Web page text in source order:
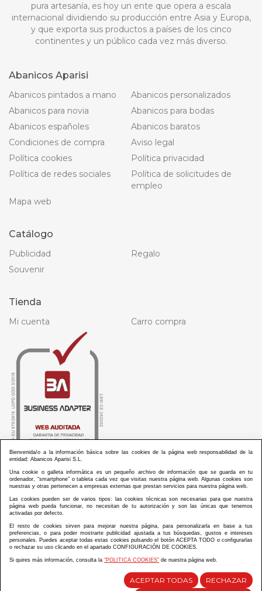
pura artesanía, es hoy un ente que opera a escala
internacional dividiendo su producción entre Asia y Europa,
y que exporta sus productos a países de los cinco
continentes y un público cada vez más diverso.
Abanicos Aparisi
Abanicos pintados a mano
Abanicos personalizados
Abanicos para novia
Abanicos para bodas
Abanicos españoles
Abanicos baratos
Condiciones de compra
Aviso legal
Política cookies
Política privacidad
Política de redes sociales
Política de solicitudes de
empleo
Mapa web
Catálogo
Publicidad
Regalo
Souvenir
Tienda
Mi cuenta Carro compra
ABANICOS APARISI S.L. ha recibido por parte de La Generalitat Valenciana, la cantidad de
100.000 € en apoyo al proyecto HISOLV/2021/3933/46 del PLAN EMPRESARIAL “PLAN RESISITIR
ABANICOS APARISI S.L. ha recibido por parte de La Generalitat Valenciana, la cantidad de 7.000
€ en apoyo al proyecto CMARTE/2021/265/46 del PLAN AYUDAS DIRECTAS ARTESANIA “CMARTE”.
Diseño y desarrollo web Im3diA comunicación
Bienvenida/o a la información básica sobre las cookies de la página web responsabilidad de la
entidad: Abanicos Aparisi S.L.
Una cookie o galleta informática es un pequeño archivo de información que se guarda en tu
ordenador, “smartphone” o tableta cada vez que visitas nuestra página web. Algunas cookies son
nuestras y otras pertenecen a empresas externas que prestan servicios para nuestra página web.
Las cookies pueden ser de varios tipos: las cookies técnicas son necesarias para que nuestra
página web pueda funcionar, no necesitan de tu autorización y son las únicas que tenemos
activadas por defecto.
El resto de cookies sirven para mejorar nuestra página, para personalizarla en base a tus
preferencias, o para poder mostrarte publicidad ajustada a tus búsquedas, gustos e intereses
personales. Puedes aceptar todas estas cookies pulsando el botón ACEPTA TODO o configurarlas
o rechazar su uso clicando en el apartado CONFIGURACIÓN DE COOKIES.
Si quires más información, consulta la “POLITICA COOKIES” de nuestra página web.
ACEPTAR TODAS RECHAZAR